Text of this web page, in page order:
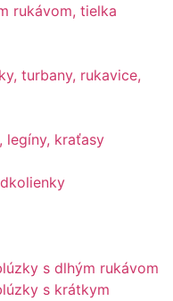
rukávom, tielka
turbany, rukavice,
legíny, kraťasy
s dlhým rukávom
s krátkym